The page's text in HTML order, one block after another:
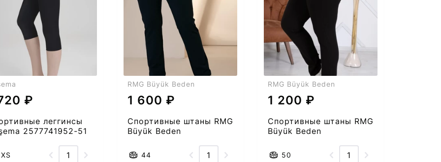
₽
леггинсы
2577741952-51
XS
RMG Büyük Beden
1 600 ₽
Спортивные штаны RMG
Büyük Beden
44
RMG Büyük Beden
1 200 ₽
Спортивные штаны RMG
Büyük Beden
50